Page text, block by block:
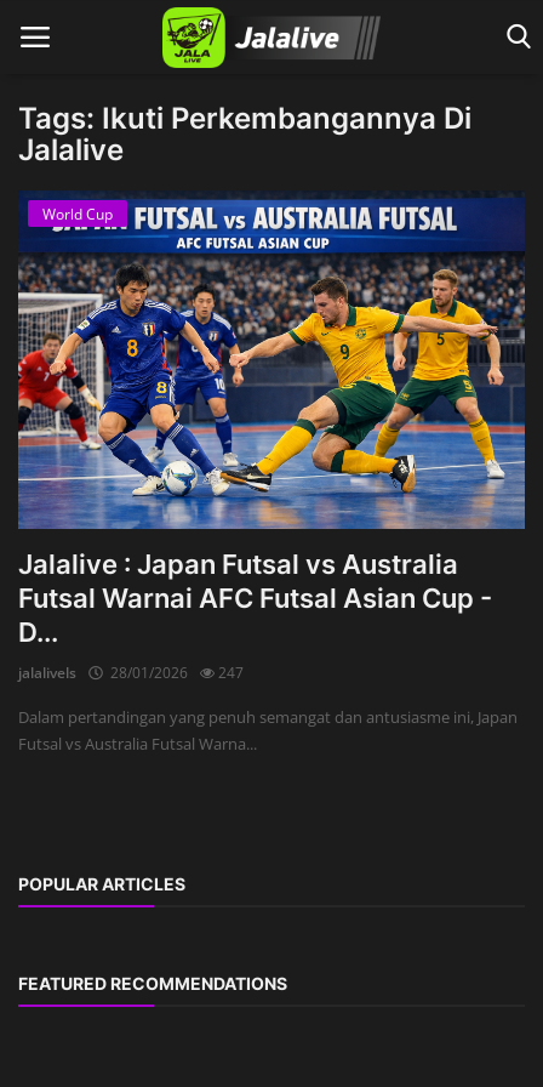
Tags: Ikuti Perkembangannya Di
Jalalive
World Cup
Jalalive : Japan Futsal vs Australia
Futsal Warnai AFC Futsal Asian Cup -
D...
jalalivels 28/01/2026 247
Dalam pertandingan yang penuh semangat dan antusiasme ini, Japan
Futsal vs Australia Futsal Warna...
POPULAR ARTICLES
FEATURED RECOMMENDATIONS